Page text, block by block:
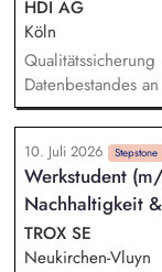
Qualität und
Kennzahlen und
Instituts.
HDI AG
Köln
Datenbestandes
Fachliche und
Datenanlieferung,
Weiterentwicklung
anhand von ESG-
Grundlage von
Meldungen im
Umfeld.
10. Juli 2026 Stepstone
Werkstudent
Nachhaltigkeit
TROX SE
Neukirchen-Vluyn